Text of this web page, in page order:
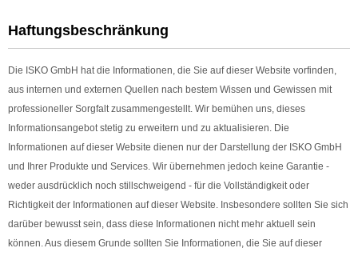
Haftungsbeschränkung
Die ISKO GmbH hat die Informationen, die Sie auf dieser Website vorfinden,
aus internen und externen Quellen nach bestem Wissen und Gewissen mit
professioneller Sorgfalt zusammengestellt. Wir bemühen uns, dieses
Informationsangebot stetig zu erweitern und zu aktualisieren. Die
Informationen auf dieser Website dienen nur der Darstellung der ISKO GmbH
und Ihrer Produkte und Services. Wir übernehmen jedoch keine Garantie -
weder ausdrücklich noch stillschweigend - für die Vollständigkeit oder
Richtigkeit der Informationen auf dieser Website. Insbesondere sollten Sie sich
darüber bewusst sein, dass diese Informationen nicht mehr aktuell sein
können. Aus diesem Grunde sollten Sie Informationen, die Sie auf dieser